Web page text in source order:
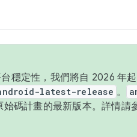
穩定性，我們將自 2026 年
latest-release 。
碼計畫的最新版本。詳情請